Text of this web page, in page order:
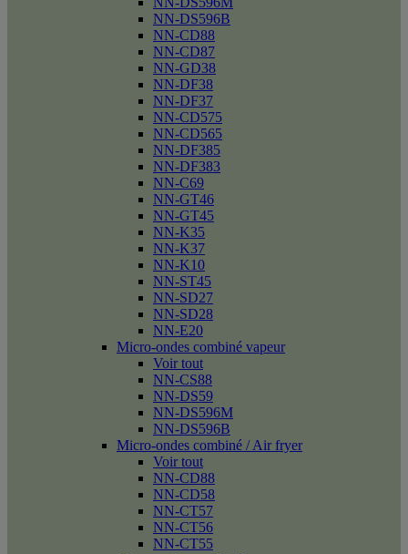
NN-DS596B
NN-CD88
NN-CD87
NN-GD38
NN-DF38
NN-DF37
NN-CD575
NN-CD565
NN-DF385
NN-DF383
NN-C69
NN-GT46
NN-GT45
NN-K35
NN-K37
NN-K10
NN-ST45
NN-SD27
NN-SD28
NN-E20
Micro-ondes combiné vapeur
Voir tout
NN-CS88
NN-DS59
NN-DS596M
NN-DS596B
Micro-ondes combiné / Air fryer
Voir tout
NN-CD88
NN-CD58
NN-CT57
NN-CT56
NN-CT55